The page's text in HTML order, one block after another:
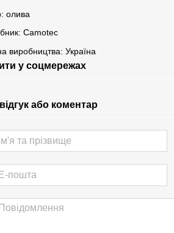
олива
Camotec
виробництва: Україна
у соцмережах
або коментар